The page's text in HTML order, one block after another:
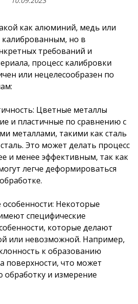
как алюминий, медь или
но в
требований и
процесс калибровки
или нецелесообразен по
Цветные металлы
и пластичные по сравнению с
металлами, такими как сталь
Это может делать процесс
и менее эффективным, так как
легче деформироваться
особенности: Некоторые
специфические
которые делают
или невозможной. Например,
к образованию
поверхности, что может
обработку и измерение